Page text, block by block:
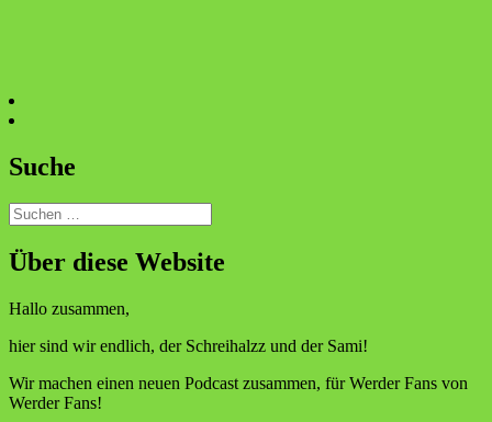
Suche
Suchen
nach:
Über diese Website
Hallo zusammen,
hier sind wir endlich, der Schreihalzz und der Sami!
Wir machen einen neuen Podcast zusammen, für Werder Fans von
Werder Fans!